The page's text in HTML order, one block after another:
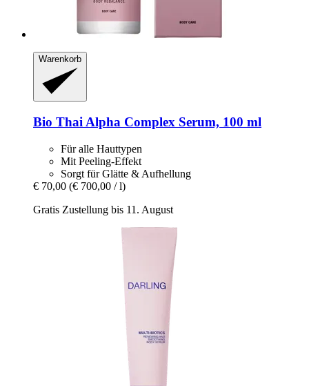
Warenkorb
Bio Thai Alpha Complex Serum, 100 ml
Für alle Hauttypen
Mit Peeling-Effekt
Sorgt für Glätte & Aufhellung
€ 70,00 (€ 700,00 / l)
Gratis Zustellung bis 11. August